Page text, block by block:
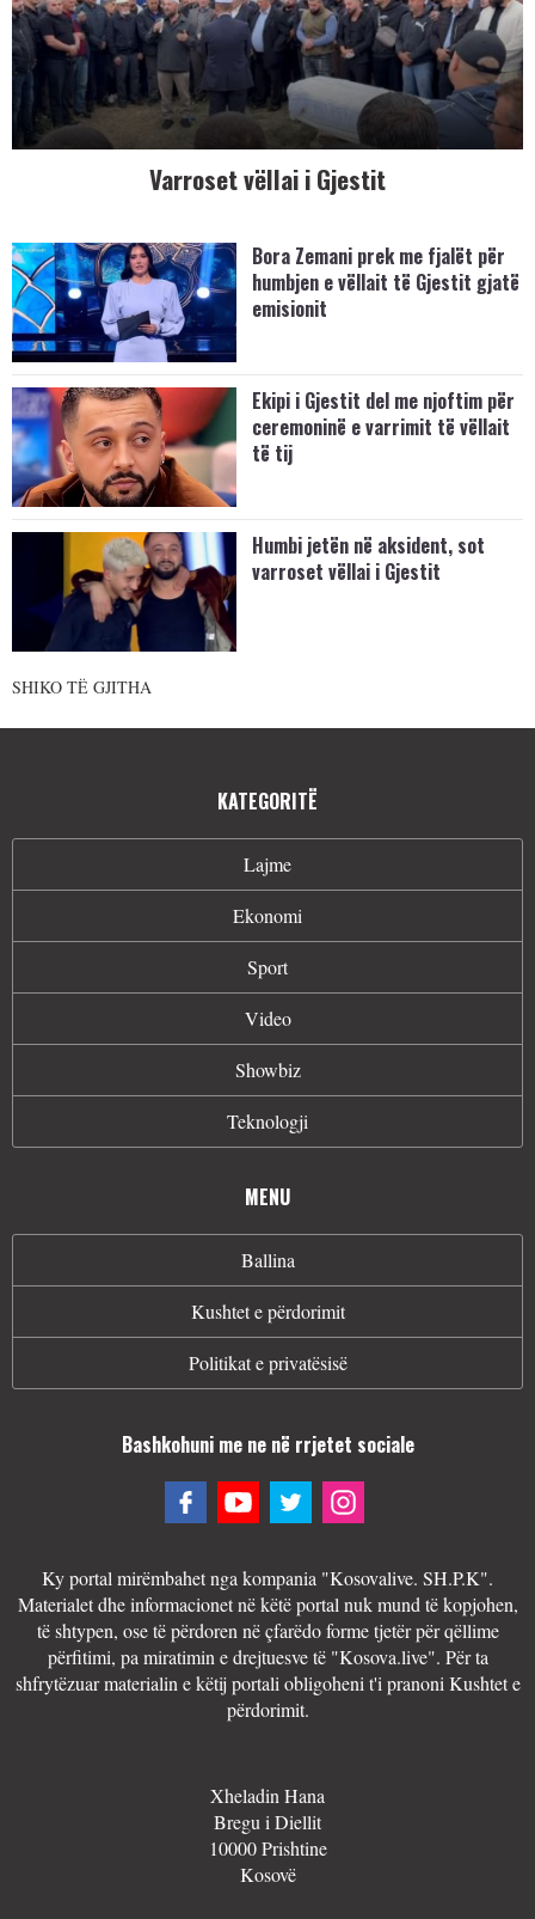
Varroset vëllai i Gjestit
Bora Zemani prek me fjalët për
humbjen e vëllait të Gjestit gjatë
emisionit
Ekipi i Gjestit del me njoftim për
ceremoninë e varrimit të vëllait
të tij
Humbi jetën në aksident, sot
varroset vëllai i Gjestit
SHIKO TË GJITHA
KATEGORITË
Lajme
Ekonomi
Sport
Video
Showbiz
Teknologji
MENU
Ballina
Kushtet e përdorimit
Politikat e privatësisë
Bashkohuni me ne në rrjetet sociale
Ky portal mirëmbahet nga kompania "Kosovalive. SH.P.K".
Materialet dhe informacionet në këtë portal nuk mund të kopjohen,
të shtypen, ose të përdoren në çfarëdo forme tjetër për qëllime
përfitimi, pa miratimin e drejtuesve të "Kosova.live". Për ta
shfrytëzuar materialin e këtij portali obligoheni t'i pranoni Kushtet e
përdorimit.
Xheladin Hana
Bregu i Diellit
10000 Prishtine
Kosovë